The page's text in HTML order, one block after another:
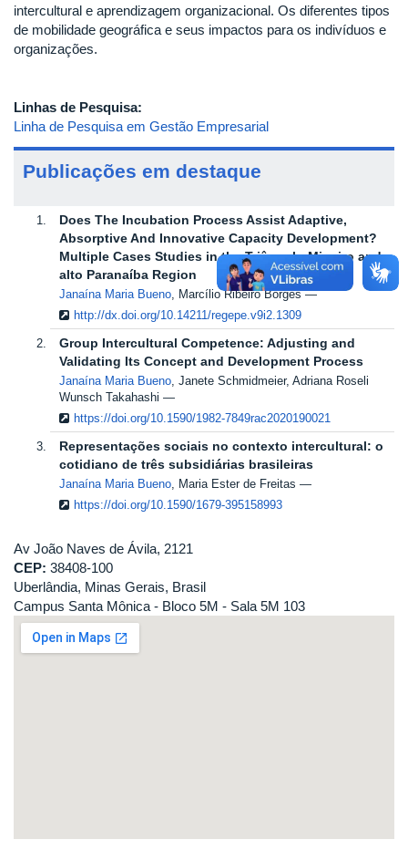
intercultural e aprendizagem organizacional. Os diferentes tipos
de mobilidade geográfica e seus impactos para os indivíduos e
organizações.
Linhas de Pesquisa:
Linha de Pesquisa em Gestão Empresarial
Publicações em destaque
Does The Incubation Process Assist Adaptive,
Absorptive And Innovative Capacity Development?
Multiple Cases Studies in the Triângulo Mineiro and
alto Paranaíba Region
Janaína Maria Bueno, Marcílio Ribeiro Borges
http://dx.doi.org/10.14211/regepe.v9i2.1309
Group Intercultural Competence: Adjusting and
Validating Its Concept and Development Process
Janaína Maria Bueno, Janete Schmidmeier, Adriana Roseli
Wunsch Takahashi
https://doi.org/10.1590/1982-7849rac2020190021
Representações sociais no contexto intercultural: o
cotidiano de três subsidiárias brasileiras
Janaína Maria Bueno, Maria Ester de Freitas
https://doi.org/10.1590/1679-395158993
Av João Naves de Ávila, 2121
CEP: 38408-100
Uberlândia, Minas Gerais, Brasil
Campus Santa Mônica - Bloco 5M - Sala 5M 103